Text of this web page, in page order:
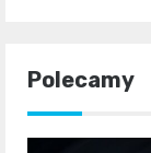
Polecamy